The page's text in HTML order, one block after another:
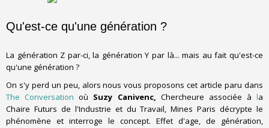
Qu'est-ce qu'une génération ?
La génération Z par-ci, la génération Y par là... mais au fait qu'est-ce
qu'une génération ?
On s'y perd un peu, alors nous vous proposons cet article paru dans
The Conversation où Suzy Canivenc, Chercheure associée à la
Chaire Futurs de l'Industrie et du Travail, Mines Paris décrypte le
phénomène et interroge le concept. Effet d'age, de génération,